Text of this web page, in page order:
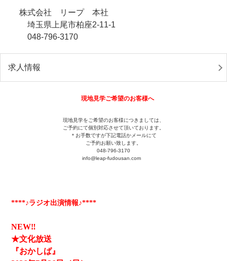
株式会社 リープ 本社
埼玉県上尾市柏座2-11-1
048-796-3170
求人情報
現地見学ご希望のお客様へ
現地見学をご希望のお客様につきましては、
ご予約にて個別対応させて頂いております。
＊お手数ですが下記電話かメールにて
ご予約お願い致します。
048-796-3170
info@leap-fudousan.com
****♪ラジオ出演情報♪****
NEW‼
★文化放送
『おかしば』